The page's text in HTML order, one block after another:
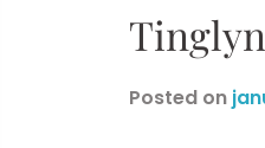
Posted on